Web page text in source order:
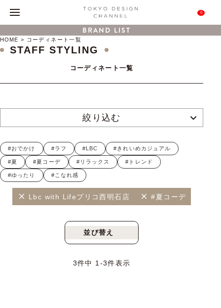
0
BRAND LIST
HOME コーディネート一覧
STAFF STYLING
コーディネート一覧
絞り込む
#おでかけ #ラフ #LBC #きれいめカジュアル
#夏 #夏コーデ #リラックス #トレンド
#ゆったり #こなれ感
Lbc with Lifeプリコ西明石店 #夏コーデ
並び替え
3件中 1 -3件表示